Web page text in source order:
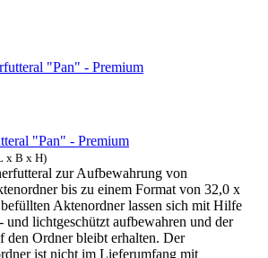
"Pan" - Premium
x B x H)
zur Aufbewahrung von
bis zu einem Format von 32,0 x
Aktenordner lassen sich mit Hilfe
und lichtgeschützt aufbewahren und der
den Ordner bleibt erhalten. Der
ist nicht im Lieferumfang mit